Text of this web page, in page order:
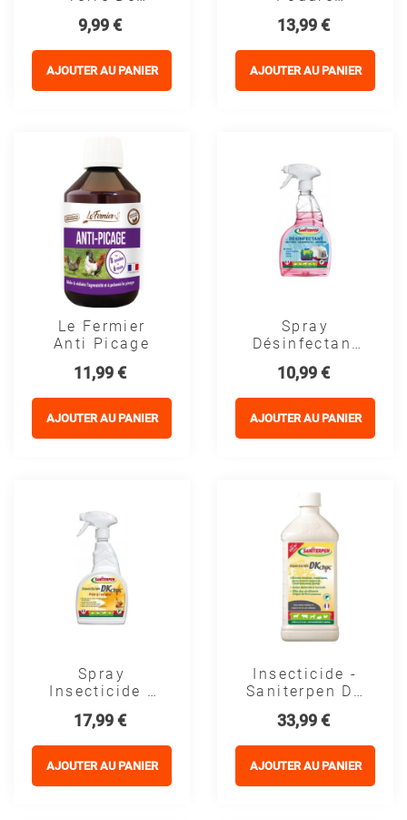
Environnement
Prix
9,99 €
AJOUTER AU PANIER
Prix
13,99 €
AJOUTER AU PANIER
Le Fermier
Anti Picage
Prix
11,99 €
AJOUTER AU PANIER
Spray
Désinfectant
Saniterpen
Prix
10,99 €
AJOUTER AU PANIER
Spray
Insecticide -
Prix
17,99 €
AJOUTER AU PANIER
Insecticide -
Saniterpen DK
Prix
33,99 €
AJOUTER AU PANIER